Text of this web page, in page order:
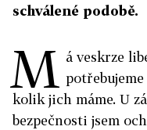
schválené podobě.
M á veskrze
kolik jich máme. U
bezpečnosti jsem